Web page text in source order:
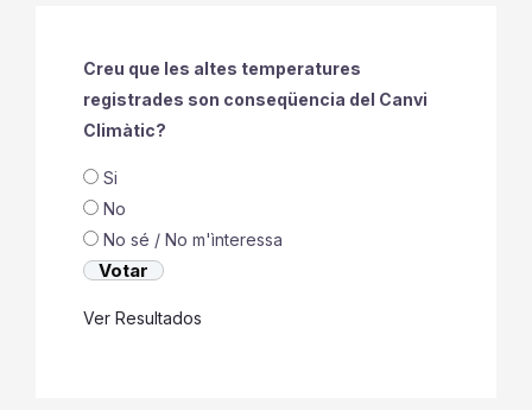
Creu que les altes temperatures
registrades son conseqüencia del Canvi
Climàtic?
Si
No
No sé / No m'ìnteressa
Ver Resultados